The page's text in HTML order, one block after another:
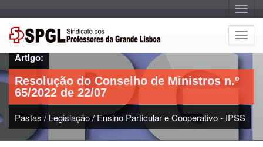
A
l
t
e
r
a
g
a
ç
ã
o
A
l
t
e
a
r
n
a
Artigo:
Resolução do Conselho de Ministros n.º
65/2022 de 22/07
Pastas / Legislação/Ensino Particular e Cooperativo - IPSS